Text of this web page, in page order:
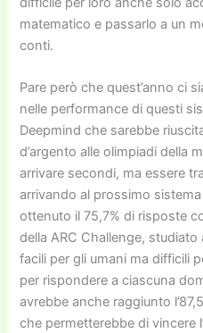
matematico e passarlo a un
conti.
Pare però che quest’anno ci
nelle performance di questi
Deepmind che sarebbe
d’argento alle olimpiadi della
arrivare secondi, ma essere
arrivando al prossimo
ottenuto il 75,7% di risposte
della ARC Challenge,
facili per gli umani ma difficili
per rispondere a ciascuna
avrebbe anche raggiunto
che permetterebbe di vincere